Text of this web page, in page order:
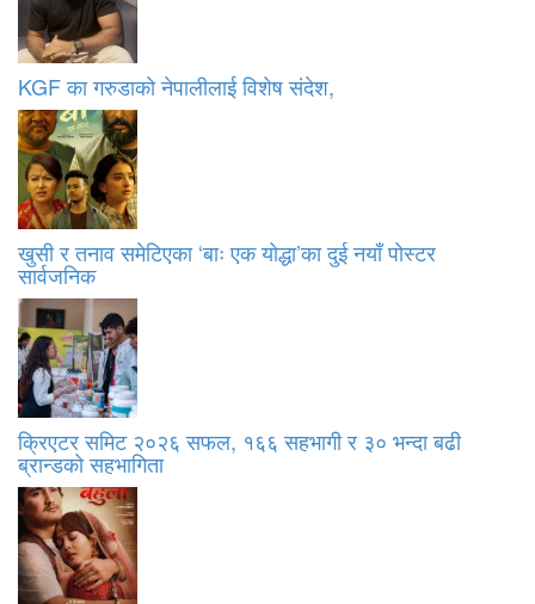
KGF का गरुडाको नेपालीलाई विशेष संदेश,
खुसी र तनाव समेटिएका ‘बाः एक योद्धा’का दुई नयाँ पोस्टर
सार्वजनिक
क्रिएटर समिट २०२६ सफल, १६६ सहभागी र ३० भन्दा बढी
ब्रान्डको सहभागिता